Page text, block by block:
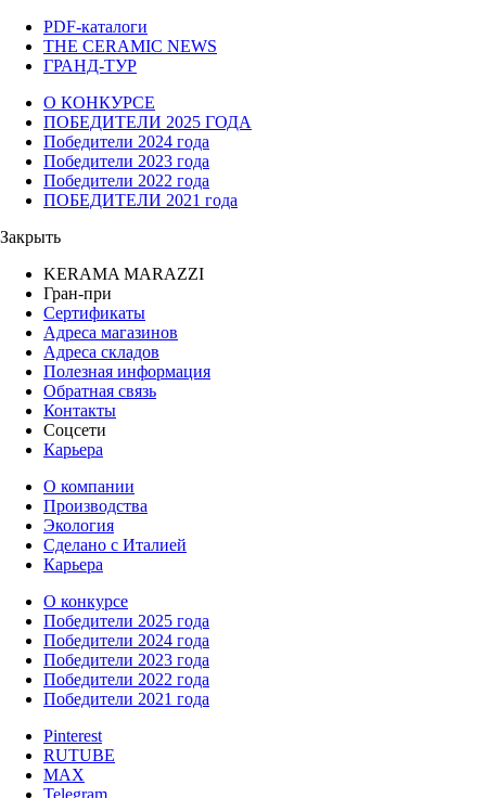
PDF-каталоги
THE CERAMIC NEWS
ГРАНД-ТУР
О КОНКУРСЕ
ПОБЕДИТЕЛИ 2025 ГОДА
Победители 2024 года
Победители 2023 года
Победители 2022 года
ПОБЕДИТЕЛИ 2021 года
Закрыть
KERAMA MARAZZI
Гран-при
Сертификаты
Адреса магазинов
Адреса складов
Полезная информация
Обратная связь
Контакты
Соцсети
Карьера
О компании
Производства
Экология
Сделано с Италией
Карьера
О конкурсе
Победители 2025 года
Победители 2024 года
Победители 2023 года
Победители 2022 года
Победители 2021 года
Pinterest
RUTUBE
MAX
Telegram